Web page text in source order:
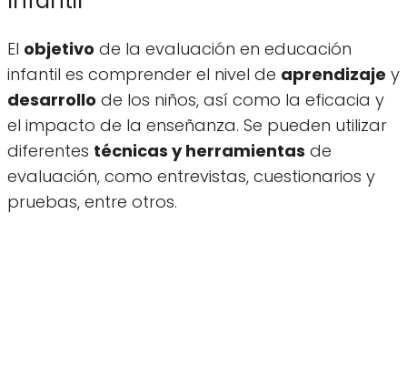
El objetivo de la evaluación en educación
infantil es comprender el nivel de aprendizaje y
desarrollo de los niños, así como la eficacia y
el impacto de la enseñanza. Se pueden utilizar
diferentes técnicas y herramientas de
evaluación, como entrevistas, cuestionarios y
pruebas, entre otros.